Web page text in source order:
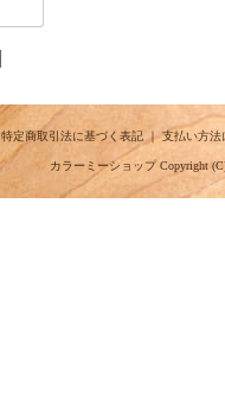
特定商取引法に基づく表記｜支払い方法
カラーミーショップCopyright